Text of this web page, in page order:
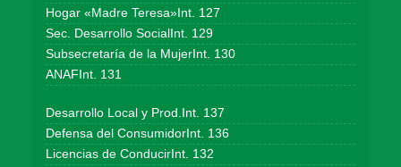
Hogar «Madre Teresa»Int. 127
Sec. Desarrollo SocialInt. 129
Subsecretaría de la MujerInt. 130
ANAFInt. 131
Desarrollo Local y Prod.Int. 137
Defensa del ConsumidorInt. 136
Licencias de ConducirInt. 132